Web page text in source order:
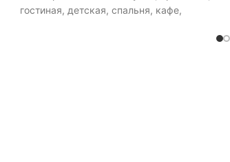
гостиная, детская, спальня, кафе,